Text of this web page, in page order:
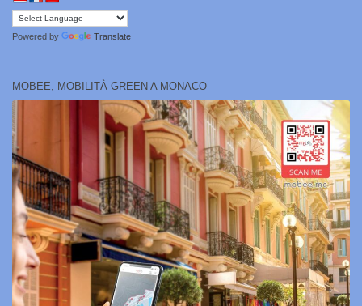
Powered by Translate
MOBEE, MOBILITÀ GREEN A MONACO